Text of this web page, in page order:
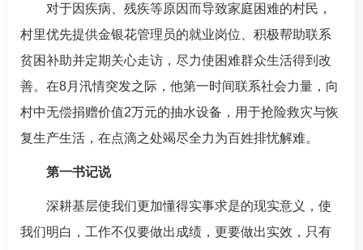
对于因疾病、残疾等原因而导致家庭困难的村民，
村里优先提供金银花管理员的就业岗位、积极帮助联系
贫困补助并定期关心走访，尽力使困难群众生活得到改
善。在8月汛情突发之际，他第一时间联系社会力量，向
村中无偿捐赠价值2万元的抽水设备，用于抢险救灾与恢
复生产生活，在点滴之处竭尽全力为百姓排忧解难。
第一书记说
深耕基层使我们更加懂得实事求是的现实意义，使
我们明白，工作不仅要做出成绩，更要做出实效，只有